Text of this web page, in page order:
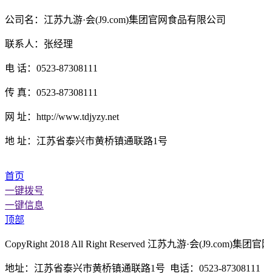
公司名：江苏九游·会(J9.com)集团官网食品有限公司
联系人：张经理
电 话：0523-87308111
传 真：0523-87308111
网 址：http://www.tdjyzy.net
地 址：江苏省泰兴市黄桥镇通联路1号
首页
一键拨号
一键信息
顶部
CopyRight 2018 All Right Reserved 江苏九游·会(J9.com)
地址：江苏省泰兴市黄桥镇通联路1号 电话：0523-87308111